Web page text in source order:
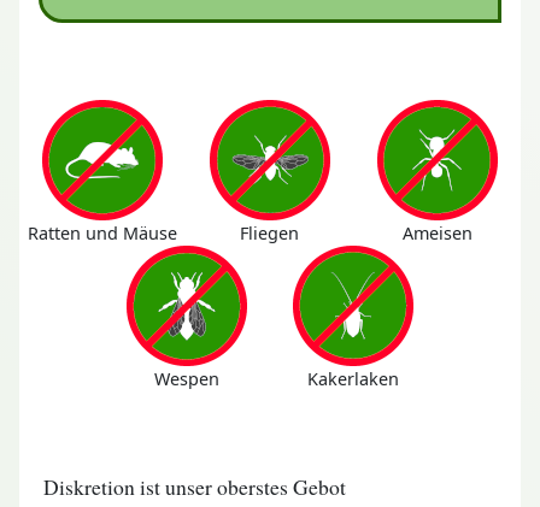
Ratten und Mäuse Fliegen Ameisen
Wespen Kakerlaken
Diskretion ist unser oberstes Gebot